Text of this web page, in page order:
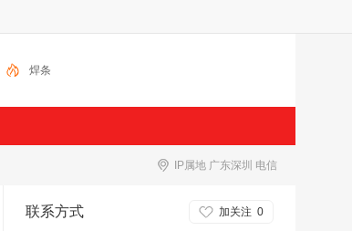
焊条
IP属地 广东深圳 电信
联系方式 加关注 0